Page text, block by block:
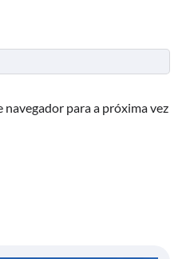
navegador para a próxima vez